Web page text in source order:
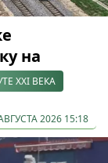
на
XXI ВЕКА
2026 15:18